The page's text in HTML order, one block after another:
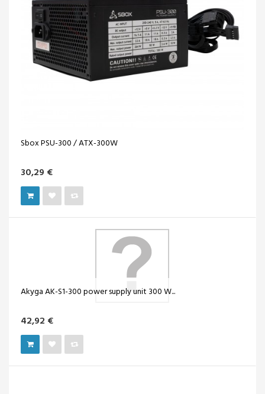
Sbox PSU-300 / ATX-300W
30,29 €
Akyga AK-S1-300 power supply unit 300 W...
42,92 €